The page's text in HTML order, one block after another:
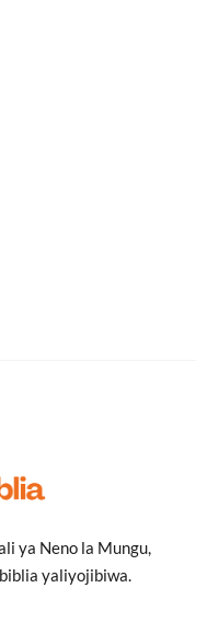
ya Neno la Mungu,
yaliyojibiwa.